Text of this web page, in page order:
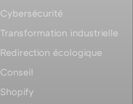
Cybersécurité
Transformation industrielle
Redirection écologique
Conseil
Shopify